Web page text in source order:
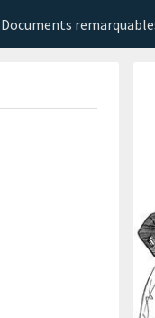
Documents